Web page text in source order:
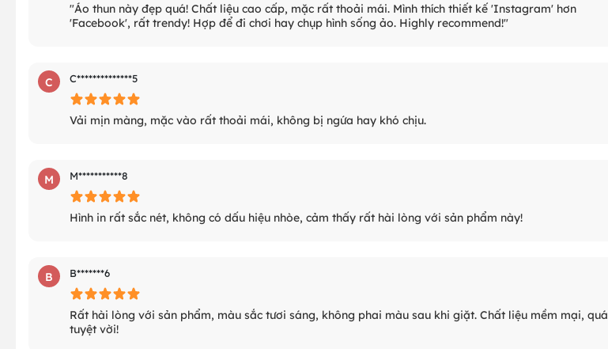
"Áo thun này đẹp quá! Chất liệu cao cấp, mặc rất thoải mái. Mình thích thiết kế 'Instagram' hơn
'Facebook', rất trendy! Hợp để đi chơi hay chụp hình sống ảo. Highly recommend!"
C C**************5
Vải mịn màng, mặc vào rất thoải mái, không bị ngứa hay khó chịu.
M M***********8
Hình in rất sắc nét, không có dấu hiệu nhòe, cảm thấy rất hài lòng với sản phẩm này!
B B*******6
Rất hài lòng với sản phẩm, màu sắc tươi sáng, không phai màu sau khi giặt. Chất liệu mềm mại, quá
tuyệt vời!